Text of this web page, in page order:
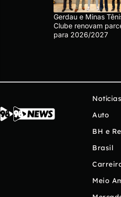
Gerdau e Minas
Clube renovam
para 2026/2027
Notícias
Auto
BH e
Brasil
Meio